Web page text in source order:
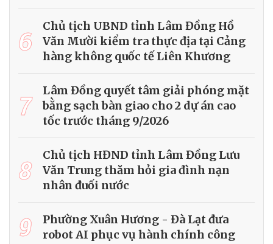
6
Chủ tịch UBND tỉnh Lâm Đồng Hồ
Văn Mười kiểm tra thực địa tại Cảng
hàng không quốc tế Liên Khương
7
Lâm Đồng quyết tâm giải phóng mặt
bằng sạch bàn giao cho 2 dự án cao
tốc trước tháng 9/2026
8
Chủ tịch HĐND tỉnh Lâm Đồng Lưu
Văn Trung thăm hỏi gia đình nạn
nhân đuối nước
9
Phường Xuân Hương - Đà Lạt đưa
robot AI phục vụ hành chính công